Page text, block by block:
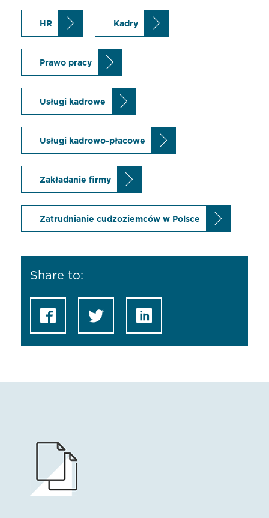
HR Kadry
Prawo pracy
Usługi kadrowe
Usługi kadrowo-płacowe
Zakładanie firmy
Zatrudnianie cudzoziemców w Polsce
Share to: